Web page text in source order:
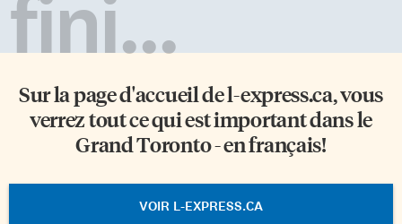
fini...
Sur la page d'accueil del-express.ca, vous
verrez tout ce qui est important dans le
Grand Toronto - en français!
VOIR L-EXPRESS.CA